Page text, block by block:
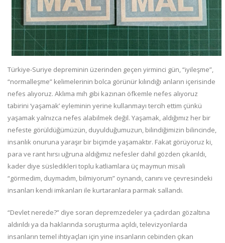
Türkiye-Suriye depreminin üzerinden geçen yirminci gün, “iyileşme”,
“normalleşme” kelimelerinin bolca görünür kılındığı anların içerisinde
nefes alıyoruz. Aklıma mıh gibi kazınan öfkemle nefes alıyoruz
tabirini ‘yaşamak’ eyleminin yerine kullanmayı tercih ettim çünkü
yaşamak yalnızca nefes alabilmek değil. Yaşamak, aldığımız her bir
nefeste görüldüğümüzün, duyulduğumuzun, bilindiğimizin bilincinde,
insanlık onuruna yaraşır bir biçimde yaşamaktır. Fakat görüyoruz ki,
para ve rant hırsı uğruna aldığımız nefesler dahil gözden çıkarıldı,
kader diye süsledikleri toplu katliamlara üç maymun misali
“görmedim, duymadım, bilmiyorum” oynandı, canını ve çevresindeki
insanları kendi imkanları ile kurtaranlara parmak sallandı.
“Devlet nerede?” diye soran depremzedeler ya çadırdan gözaltına
aldırıldı ya da haklarında soruşturma açıldı, televizyonlarda
insanların temel ihtiyaçları için yine insanların cebinden çıkan